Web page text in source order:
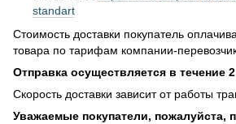
standart
Стоимость доставки покупатель
товара по тарифам компании-
Отправка осуществляется в течение
Скорость доставки зависит от работы
Уважаемые покупатели, пожалуйста,